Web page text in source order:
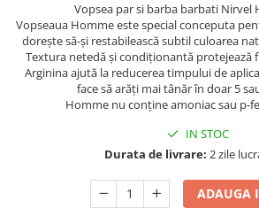
Vopsea par si barba barbati Nirvel
Vopseaua Homme este special conceputa
dorește să-și restabilească subtil culoarea
Textura netedă și condiționantă protejează
Arginina ajută la reducerea timpului de
face să arăți mai tânăr în doar 5
Homme nu conține amoniac sau p-
IN STOC
Durata de livrare: 2 zile
ADAUGA